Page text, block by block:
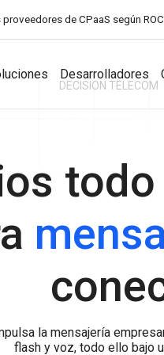
de CPaaS según
Productos
Messaging
Potente plataformatodoen
Business Chat
hazcrecertunegocio con
para Socios
Aumentatutráfico de SMS
conexionesdirectas con
Llamadas de voz de
confiable.
Desarrolladores
API Documentation
DECISION TELECOM
la mensajería
flash y voz, todo ello bajo